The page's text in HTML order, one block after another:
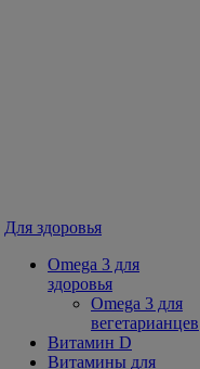
Для здоровья
Omega 3 для
здоровья
Omega 3 для
вегетарианцев
Витамин D
Витамины для